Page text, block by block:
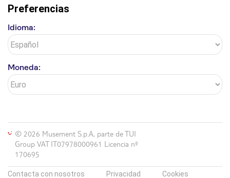
Preferencias
Idioma:
Moneda:
© 2026 Musement S.p.A, parte de TUI
Group VAT IT07978000961 Licencia nº
170695
Contacta con nosotros Privacidad Cookies